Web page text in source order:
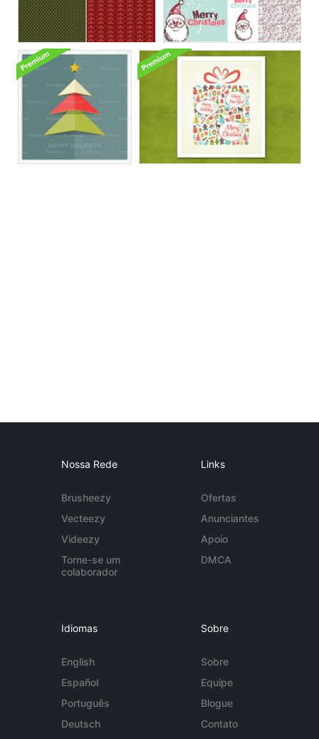
Nossa Rede
Brusheezy
Vecteezy
Videezy
Torne-se um
colaborador
Links
Ofertas
Anunciantes
Apoio
DMCA
Idiomas
English
Español
Português
Deutsch
Sobre
Sobre
Equipe
Blogue
Contato